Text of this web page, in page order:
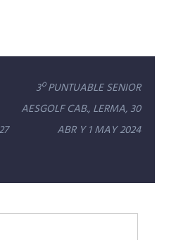
3º PUNTUABLE SENIOR
AESGOLF CAB., LERMA, 30
ABR Y 1 MAY 2024